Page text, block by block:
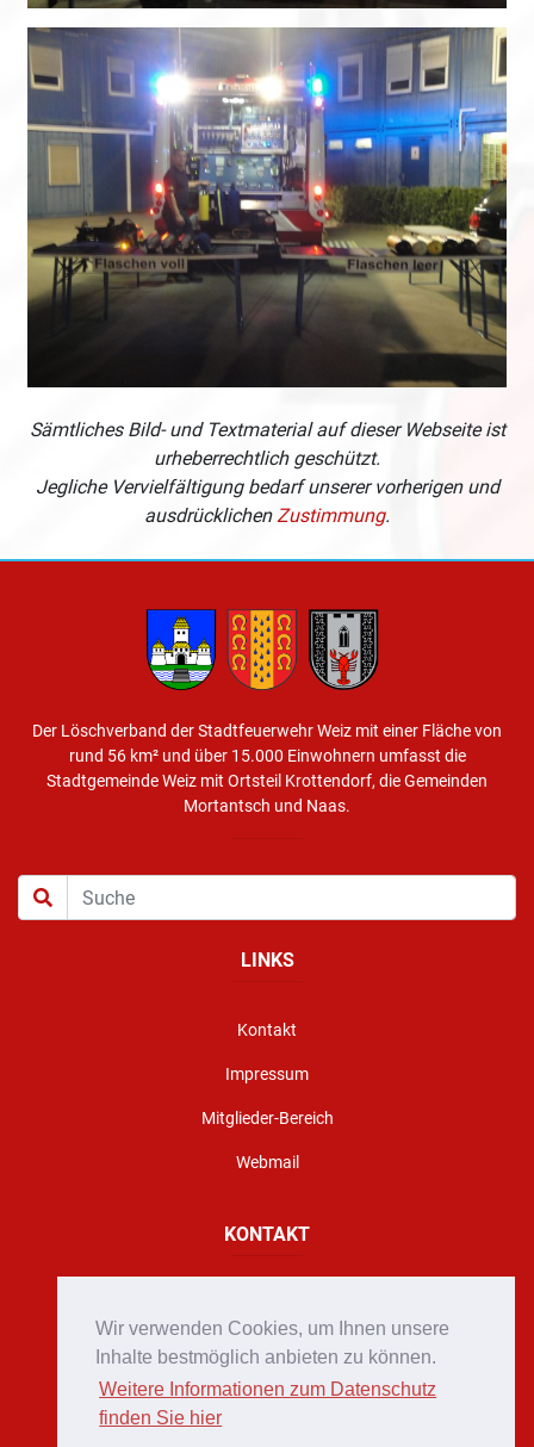
Wir verwenden Cookies, um Ihnen unsere
Inhalte bestmöglich anbieten zu können.
Weitere Informationen zum Datenschutz
finden Sie hier
Sämtliches Bild- und Textmaterial auf dieser Webseite ist
urheberrechtlich geschützt.
Jegliche Vervielfältigung bedarf unserer vorherigen und
ausdrücklichen Zustimmung.
Der Löschverband der Stadtfeuerwehr Weiz mit einer Fläche von
rund 56 km² und über 15.000 Einwohnern umfasst die
Stadtgemeinde Weiz mit Ortsteil Krottendorf, die Gemeinden
Mortantsch und Naas.
LINKS
Kontakt
Impressum
Mitglieder-Bereich
Webmail
KONTAKT
office@stadtfeuerwehr-weiz.at
Notruf 122